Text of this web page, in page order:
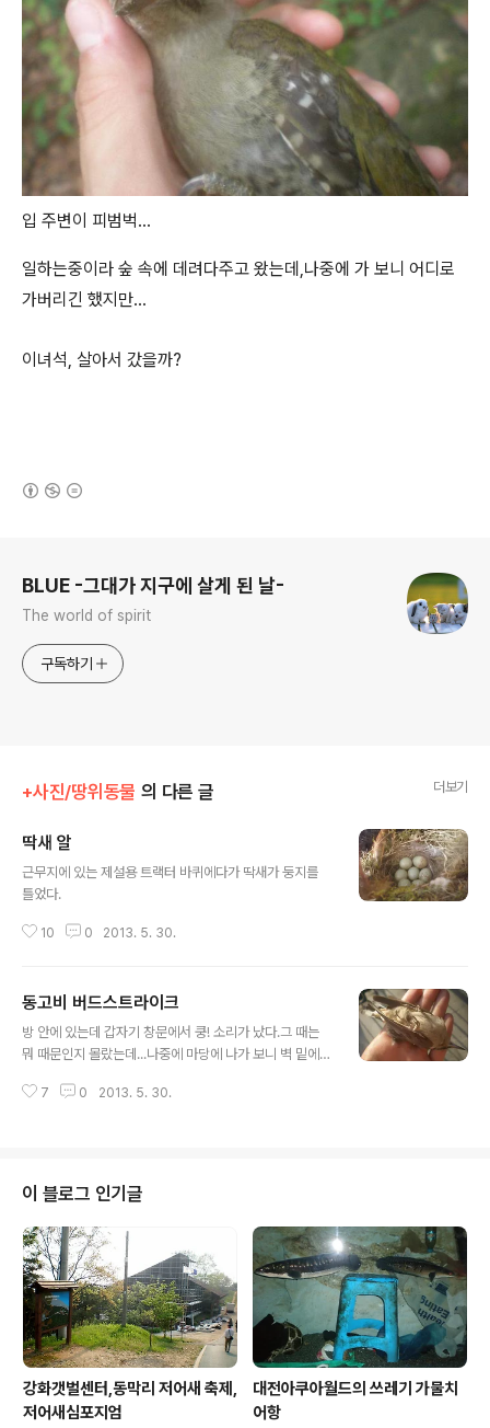
입 주변이 피범벅...
일하는중이라 숲 속에 데려다주고 왔는데,나중에 가 보니 어디로
가버리긴 했지만...
이녀석, 살아서 갔을까?
BLUE -그대가 지구에 살게 된 날-
The world of spirit
구독하기
+사진/땅위동물 의 다른 글 더보기
딱새 알
근무지에 있는 제설용 트랙터 바퀴에다가 딱새가 둥지를
틀었다.
10 0 2013. 5. 30.
동고비 버드스트라이크
방 안에 있는데 갑자기 창문에서 쿵! 소리가 났다.그 때는
뭐 때문인지 몰랐는데...나중에 마당에 나가 보니 벽 밑에
까... 시체는 우리 고양이가 냠냠...
7 0 2013. 5. 30.
이 블로그 인기글
강화갯벌센터,동막리 저어새 축제,
저어새심포지엄
대전아쿠아월드의 쓰레기 가물치
어항